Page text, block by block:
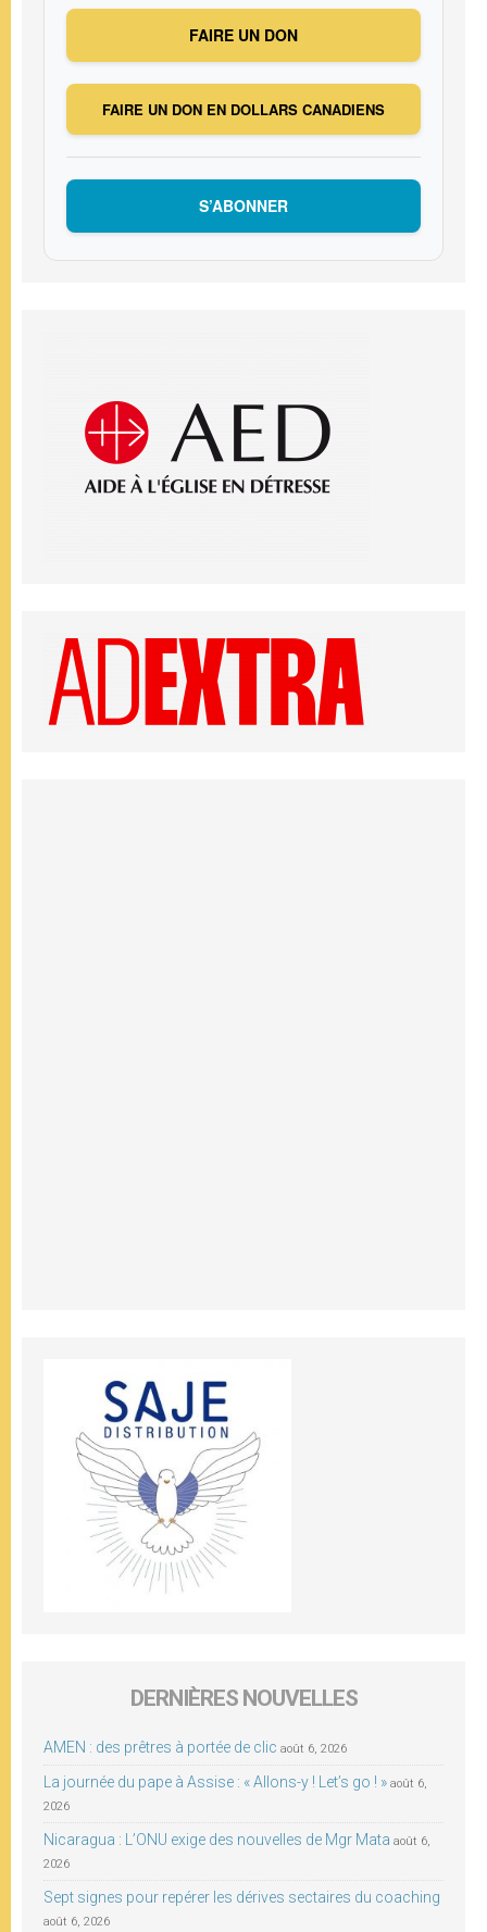
FAIRE UN DON
FAIRE UN DON EN DOLLARS CANADIENS
S’ABONNER
DERNIÈRES NOUVELLES
AMEN : des prêtres à portée de clic août 6, 2026
La journée du pape à Assise : « Allons-y ! Let’s go ! » août 6,
2026
Nicaragua : L’ONU exige des nouvelles de Mgr Mata août 6,
2026
Sept signes pour repérer les dérives sectaires du coaching
août 6, 2026